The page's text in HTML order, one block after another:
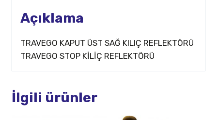
Açıklama
TRAVEGO KAPUT ÜST SAĞ KILIÇ REFLEKTÖRÜ
TRAVEGO STOP KİLİÇ REFLEKTÖRÜ
İlgili ürünler